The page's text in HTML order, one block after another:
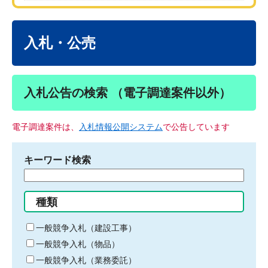
入札・公売
入札公告の検索 （電子調達案件以外）
電子調達案件は、 入札情報公開システムで公告しています
キーワード検索
る
キ
ー
ワ
ー
種類
一般競争入札（建設工事）
一般競争入札（物品）
一般競争入札（業務委託）